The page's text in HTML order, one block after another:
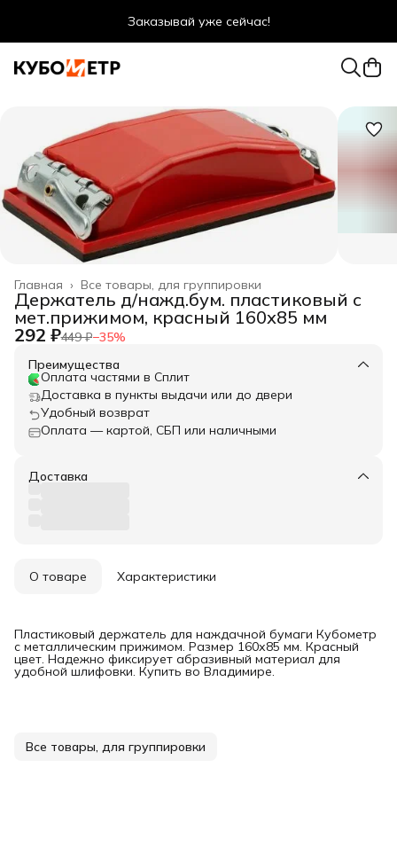
Заказывай уже сейчас!
Оптовые цены даже для физ. лиц
Все товары, для группировки
Главная ›
Держатель д/нажд.бум. пластиковый с
мет.прижимом, красный 160х85 мм
292 ₽449 ₽−35%
Преимущества
Оплата частями в Сплит
Доставка в пункты выдачи или до двери
Удобный возврат
Оплата — картой, СБП или наличными
Доставка
О товаре Характеристики
Пластиковый держатель для наждачной бумаги Кубометр
с металлическим прижимом. Размер 160х85 мм. Красный
цвет. Надежно фиксирует абразивный материал для
удобной шлифовки. Купить во Владимире.
Все товары, для группировки